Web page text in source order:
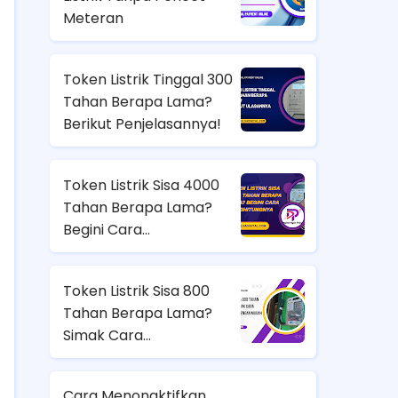
Meteran
Token Listrik Tinggal 300
Tahan Berapa Lama?
Berikut Penjelasannya!
Token Listrik Sisa 4000
Tahan Berapa Lama?
Begini Cara
Menghitungnya
Token Listrik Sisa 800
Tahan Berapa Lama?
Simak Cara
Menghitungnya dengan